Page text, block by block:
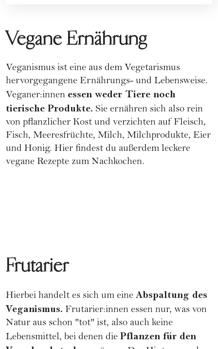
Vegane Ernährung
Veganismus ist eine aus dem Vegetarismus
hervorgegangene Ernährungs- und Lebensweise.
Veganer:innen essen weder Tiere noch
tierische Produkte. Sie ernähren sich also rein
von pflanzlicher Kost und verzichten auf Fleisch,
Fisch, Meeresfrüchte, Milch, Milchprodukte, Eier
und Honig. Hier findest du außerdem leckere
vegane Rezepte zum Nachkochen.
Frutarier
Hierbei handelt es sich um eine Abspaltung des
Veganismus. Frutarier:innen essen nur, was von
Natur aus schon "tot" ist, also auch keine
Lebensmittel, bei denen die Pflanzen für den